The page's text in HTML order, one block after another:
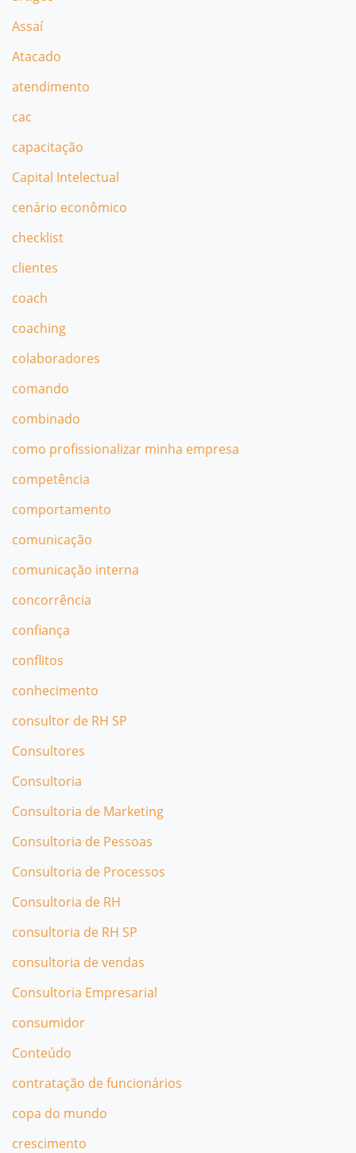
Assaí
Atacado
atendimento
cac
capacitação
Capital Intelectual
cenário econômico
checklist
clientes
coach
coaching
colaboradores
comando
combinado
como profissionalizar minha empresa
competência
comportamento
comunicação
comunicação interna
concorrência
confiança
conflitos
conhecimento
consultor de RH SP
Consultores
Consultoria
Consultoria de Marketing
Consultoria de Pessoas
Consultoria de Processos
Consultoria de RH
consultoria de RH SP
consultoria de vendas
Consultoria Empresarial
consumidor
Conteúdo
contratação de funcionários
copa do mundo
crescimento